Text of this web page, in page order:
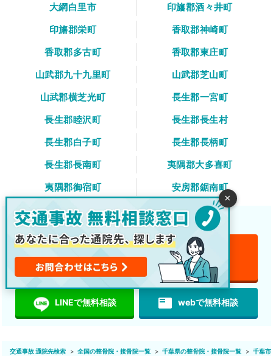
大網白里市
印旛郡酒々井町
印旛郡栄町
香取郡神崎町
香取郡多古町
香取郡東庄町
山武郡九十九里町
山武郡芝山町
山武郡横芝光町
長生郡一宮町
長生郡睦沢町
長生郡長生村
長生郡白子町
長生郡長柄町
長生郡長南町
夷隅郡大多喜町
夷隅郡御宿町
安房郡鋸南町
交通事故後の治療や通院先をご案内します！
無料 電話で無料相談
LINEで無料相談 featured_play_list webで無料相談
交通事故 通院先検索 全国の整骨院・接骨院一覧 千葉県の整骨院・接骨院一覧 千葉市
×